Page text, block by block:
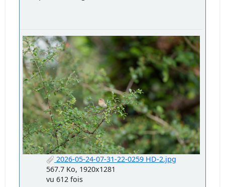
2026-05-24-07-31-22-0259 HD-2.jpg
567.7 Ko, 1920x1281
vu 612 fois